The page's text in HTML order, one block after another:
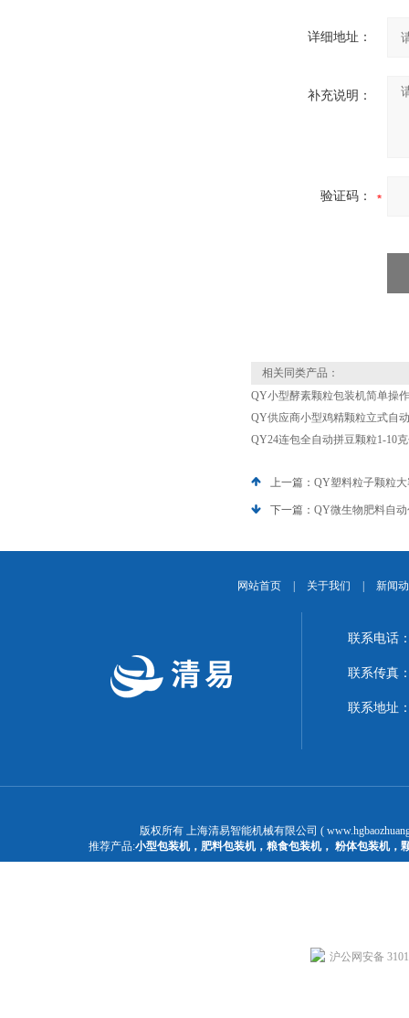
详细地址：
补充说明：
验证码：
相关同类产品：
QY小型酵素颗粒包装机简单操作
QY供应商小型鸡精颗粒立式自
QY24连包全自动拼豆颗粒1-10
上一篇： QY塑料粒子颗粒
下一篇： QY微生物肥料自
网站首页 关于我们 新闻
联系电话
联系传真
联系地址
版权所有 上海清易智能机械有限公司 (
推荐产品:小型包装机， 肥料包装机， 粮食包装机， 粉体包装机，
沪公网安备